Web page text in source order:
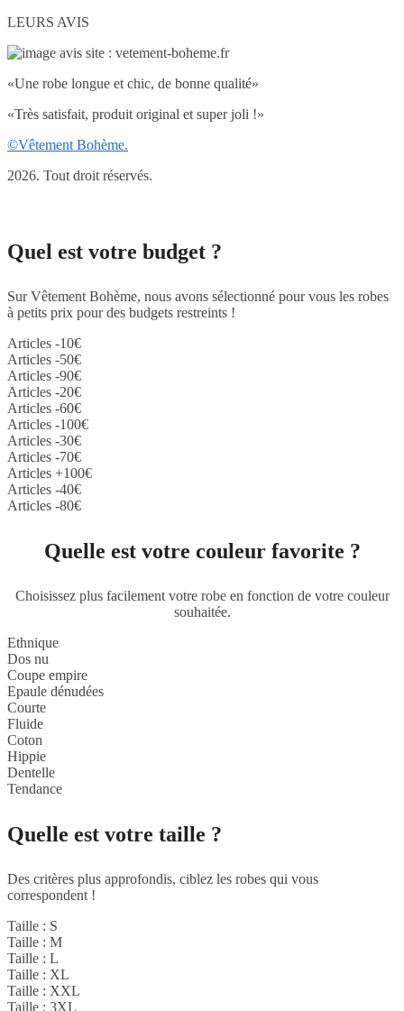
LEURS AVIS
«Une robe longue et chic, de bonne qualité»
«Très satisfait, produit original et super joli !»
©Vêtement Bohème.
2026. Tout droit réservés.
Quel est votre budget ?
Sur Vêtement Bohème, nous avons sélectionné pour vous les robes
à petits prix pour des budgets restreints !
Articles -10€
Articles -50€
Articles -90€
Articles -20€
Articles -60€
Articles -100€
Articles -30€
Articles -70€
Articles +100€
Articles -40€
Articles -80€
Quelle est votre couleur favorite ?
Choisissez plus facilement votre robe en fonction de votre couleur
souhaitée.
Ethnique
Dos nu
Coupe empire
Epaule dénudées
Courte
Fluide
Coton
Hippie
Dentelle
Tendance
Quelle est votre taille ?
Des critères plus approfondis, ciblez les robes qui vous
correspondent !
Taille : S
Taille : M
Taille : L
Taille : XL
Taille : XXL
Taille : 3XL